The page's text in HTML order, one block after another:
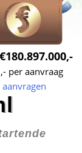
€180.897.000,-
per aanvraag